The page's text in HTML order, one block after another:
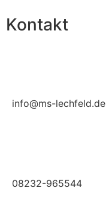
Kontakt
info@ms-lechfeld.de
08232-965544